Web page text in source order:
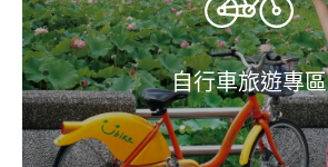
自行車旅遊專區